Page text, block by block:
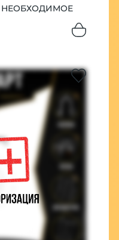
НЕОБХОДИМОЕ